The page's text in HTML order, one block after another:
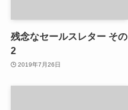
残念なセールスレター その
2
2019年7月26日